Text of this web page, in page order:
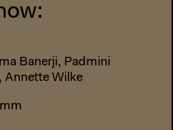
Banerji, Padmini
Annette Wilke